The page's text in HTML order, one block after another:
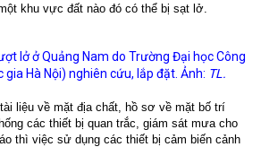
khu vực đất nào đó có thể bị sạt lở.
lở ở Quảng Nam do Trường Đại học Công
gia Hà Nội) nghiên cứu, lắp đặt. Ảnh: TL.
liệu về mặt địa chất, hồ sơ về mặt bố trí
các thiết bị quan trắc, giám sát mưa cho
thì việc sử dụng các thiết bị cảm biến cảnh